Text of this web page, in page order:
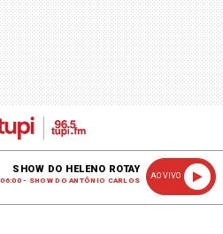
SHOW DO HELENO ROTAY
- SHOW DO ANTÔNIO CARLOS
AO VIVO